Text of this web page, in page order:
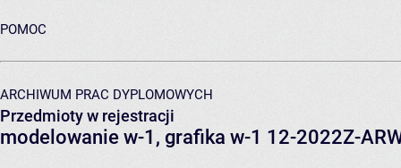
POMOC
ARCHIWUM PRAC DYPLOMOWYCH
Przedmioty w rejestracji
modelowanie w-1, grafika w-1 12-2022Z-